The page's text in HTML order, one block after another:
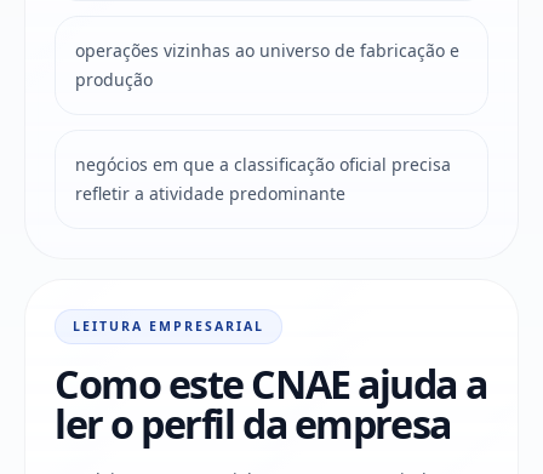
operações vizinhas ao universo de fabricação e
produção
negócios em que a classificação oficial precisa
refletir a atividade predominante
LEITURA EMPRESARIAL
Como este CNAE ajuda a
ler o perfil da empresa